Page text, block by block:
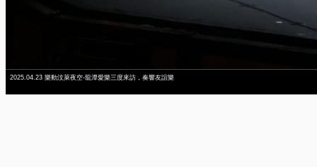
2025.04.23 樂動汶萊夜空-龍潭愛樂三度來訪，奏響友誼樂